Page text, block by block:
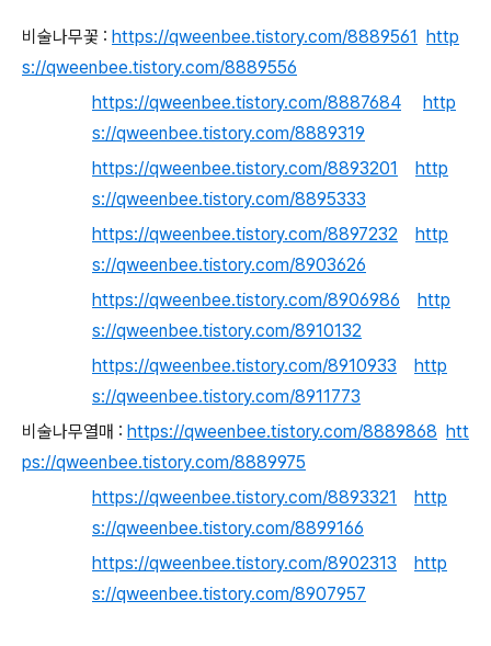
비술나무꽃 : https://qweenbee.tistory.com/8889561 http
s://qweenbee.tistory.com/8889556
https://qweenbee.tistory.com/8887684
http
s://qweenbee.tistory.com/8889319
https://qweenbee.tistory.com/8893201
http
s://qweenbee.tistory.com/8895333
https://qweenbee.tistory.com/8897232
http
s://qweenbee.tistory.com/8903626
https://qweenbee.tistory.com/8906986
http
s://qweenbee.tistory.com/8910132
https://qweenbee.tistory.com/8910933
http
s://qweenbee.tistory.com/8911773
비술나무열매 : https://qweenbee.tistory.com/8889868 htt
ps://qweenbee.tistory.com/8889975
https://qweenbee.tistory.com/8893321
http
s://qweenbee.tistory.com/8899166
https://qweenbee.tistory.com/8902313
http
s://qweenbee.tistory.com/8907957